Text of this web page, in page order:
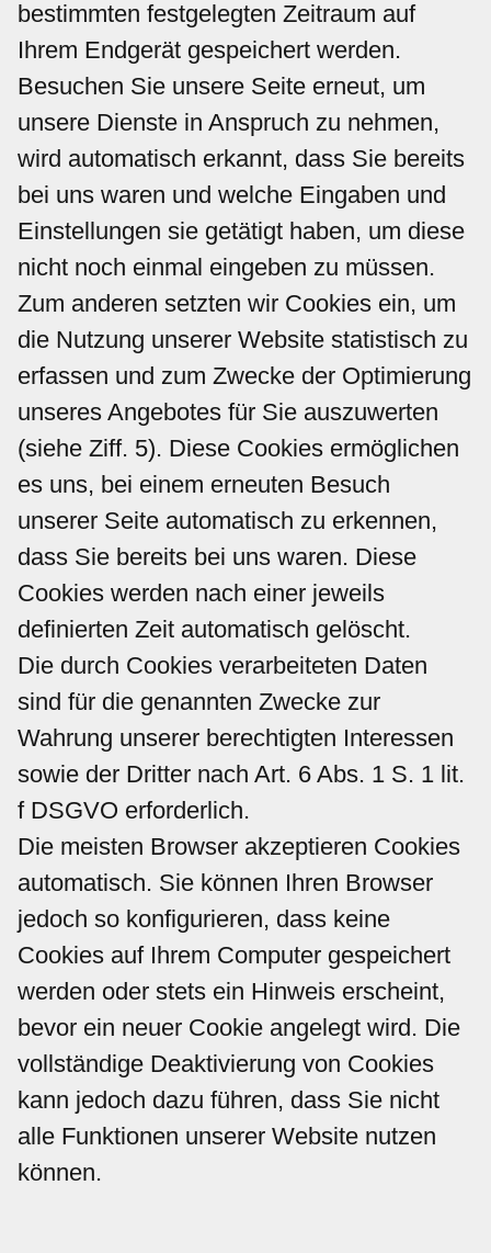
bestimmten festgelegten Zeitraum auf
Ihrem Endgerät gespeichert werden.
Besuchen Sie unsere Seite erneut, um
unsere Dienste in Anspruch zu nehmen,
wird automatisch erkannt, dass Sie bereits
bei uns waren und welche Eingaben und
Einstellungen sie getätigt haben, um diese
nicht noch einmal eingeben zu müssen.
Zum anderen setzten wir Cookies ein, um
die Nutzung unserer Website statistisch zu
erfassen und zum Zwecke der Optimierung
unseres Angebotes für Sie auszuwerten
(siehe Ziff. 5). Diese Cookies ermöglichen
es uns, bei einem erneuten Besuch
unserer Seite automatisch zu erkennen,
dass Sie bereits bei uns waren. Diese
Cookies werden nach einer jeweils
definierten Zeit automatisch gelöscht.
Die durch Cookies verarbeiteten Daten
sind für die genannten Zwecke zur
Wahrung unserer berechtigten Interessen
sowie der Dritter nach Art. 6 Abs. 1 S. 1 lit.
f DSGVO erforderlich.
Die meisten Browser akzeptieren Cookies
automatisch. Sie können Ihren Browser
jedoch so konfigurieren, dass keine
Cookies auf Ihrem Computer gespeichert
werden oder stets ein Hinweis erscheint,
bevor ein neuer Cookie angelegt wird. Die
vollständige Deaktivierung von Cookies
kann jedoch dazu führen, dass Sie nicht
alle Funktionen unserer Website nutzen
können.